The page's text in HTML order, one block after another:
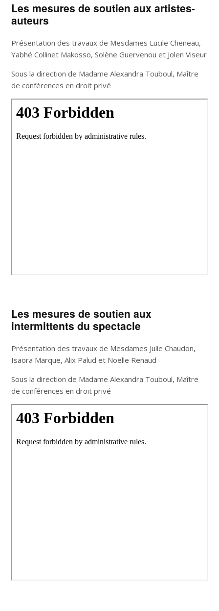
Les mesures de soutien aux artistes-
auteurs
Présentation des travaux de Mesdames Lucile Cheneau,
Yabhé Collinet Makosso, Solène Guervenou et Jolen Viseur
Sous la direction de Madame Alexandra Touboul, Maître
de conférences en droit privé
Les mesures de soutien aux
intermittents du spectacle
Présentation des travaux de Mesdames Julie Chaudon,
Isaora Marque, Alix Palud et Noelle Renaud
Sous la direction de Madame Alexandra Touboul, Maître
de conférences en droit privé